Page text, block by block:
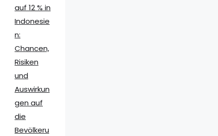
auf 12 % in
Indonesie
n:
Chancen,
Risiken
und
Auswirkun
gen auf
die
Bevölkeru